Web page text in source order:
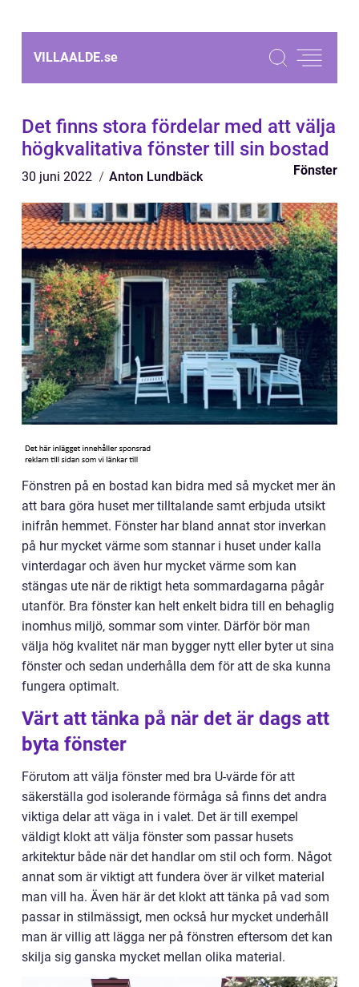
VILLAALDE.se
Det finns stora fördelar med att välja
högkvalitativa fönster till sin bostad
30 juni 2022 Anton Lundbäck Fönster
Fönstren på en bostad kan bidra med så mycket mer än
att bara göra huset mer tilltalande samt erbjuda utsikt
inifrån hemmet. Fönster har bland annat stor inverkan
på hur mycket värme som stannar i huset under kalla
vinterdagar och även hur mycket värme som kan
stängas ute när de riktigt heta sommardagarna pågår
utanför. Bra fönster kan helt enkelt bidra till en behaglig
inomhus miljö, sommar som vinter. Därför bör man
välja hög kvalitet när man bygger nytt eller byter ut sina
fönster och sedan underhålla dem för att de ska kunna
fungera optimalt.
Värt att tänka på när det är dags att
byta fönster
Förutom att välja fönster med bra U-värde för att
säkerställa god isolerande förmåga så finns det andra
viktiga delar att väga in i valet. Det är till exempel
väldigt klokt att välja fönster som passar husets
arkitektur både när det handlar om stil och form. Något
annat som är viktigt att fundera över är vilket material
man vill ha. Även här är det klokt att tänka på vad som
passar in stilmässigt, men också hur mycket underhåll
man är villig att lägga ner på fönstren eftersom det kan
skilja sig ganska mycket mellan olika material.